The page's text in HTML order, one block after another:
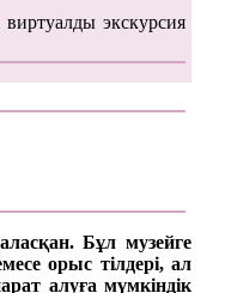
экскурсия
Бұл музейге
орыс тілдері, ал
алуға мүмкіндік